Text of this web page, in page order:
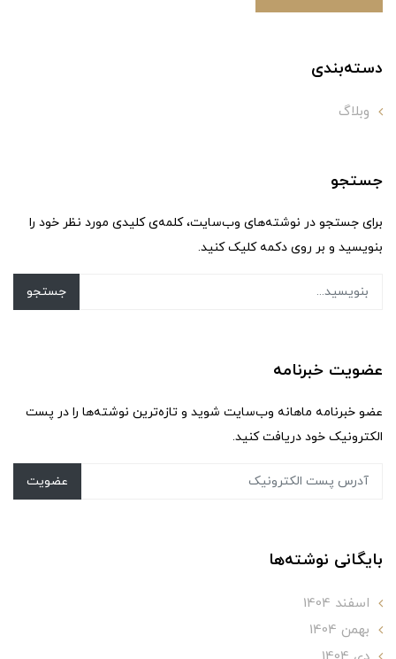
دسته‌بندی
وبلاگ
جستجو
برای جستجو در نوشته‌های وب‌سایت، کلمه‌ی کلیدی مورد نظر خود را
بنویسید و بر روی دکمه کلیک کنید.
جستجو
عضویت خبرنامه
عضو خبرنامه ماهانه وب‌سایت شوید و تازه‌ترین نوشته‌ها را در پست
الکترونیک خود دریافت کنید.
عضویت
بایگانی نوشته‌ها
اسفند 1404
بهمن 1404